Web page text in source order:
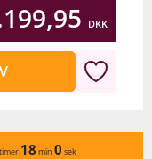
DKK
timer 18 min 0 sek